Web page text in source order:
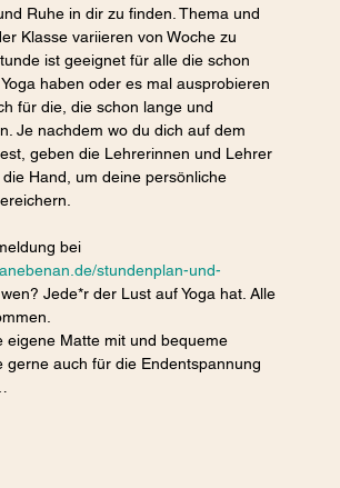
Ruhe in dir zu finden. Thema und
Klasse variieren von Woche zu
ist geeignet für alle die schon
haben oder es mal ausprobieren
für die, die schon lange und
Je nachdem wo du dich auf dem
geben die Lehrerinnen und Lehrer
Hand, um deine persönliche
bei
stundenplan-und-
wen? Jede*r der Lust auf Yoga hat. Alle
eigene Matte mit und bequeme
gerne auch für die Endentspannung